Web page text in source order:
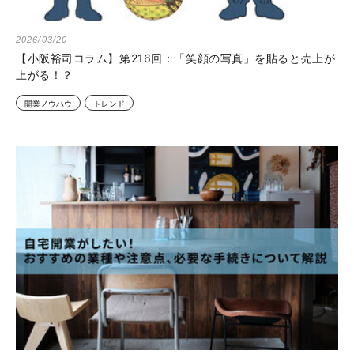
2026/03/20
【小阪裕司コラム】第216回：「笑顔の写真」を貼ると売上が
上がる！？
開業ノウハウ トレンド